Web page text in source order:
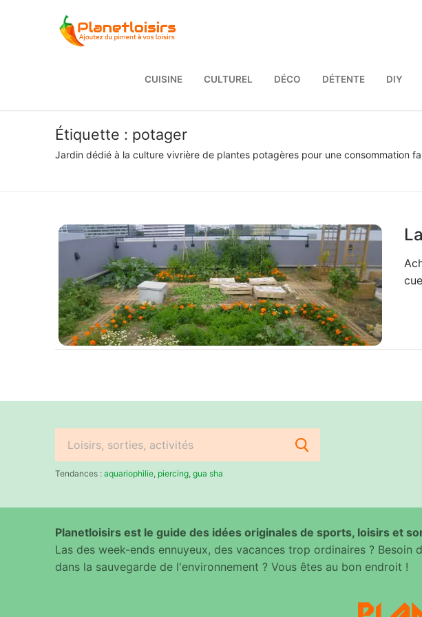
CUISINE CULTUREL DÉCO DÉTENTE DIY
Étiquette : potager
Jardin dédié à la culture vivrière de plantes potagères pour une consommation
Rechercher
:Tendances : aquariophilie piercing gua sha
Planetloisirs est le guide des idées originales de sports, loisirs et
Las des week-ends ennuyeux, des vacances trop ordinaires ?
dans la sauvegarde de l'environnement ? Vous êtes au bon endroit !